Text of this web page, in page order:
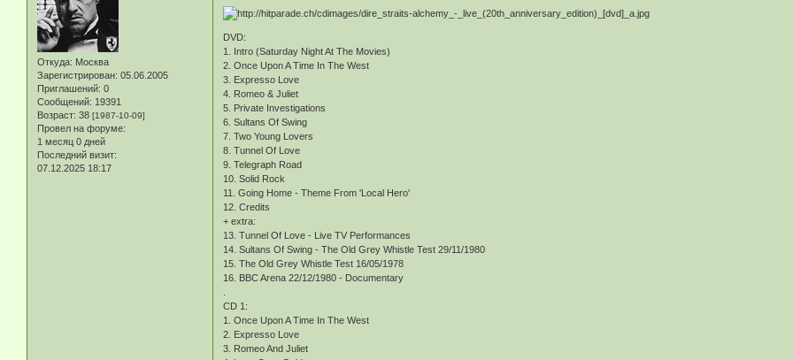
Откуда: Москва
Зарегистрирован: 05.06.2005
Приглашений: 0
Сообщений: 19391
Возраст: 38 [1987-10-09]
Провел на форуме:
1 месяц 0 дней
Последний визит:
07.12.2025 18:17
DVD:
1. Intro (Saturday Night At The Movies)
2. Once Upon A Time In The West
3. Expresso Love
4. Romeo & Juliet
5. Private Investigations
6. Sultans Of Swing
7. Two Young Lovers
8. Tunnel Of Love
9. Telegraph Road
10. Solid Rock
11. Going Home - Theme From 'Local Hero'
12. Credits
+ extra:
13. Tunnel Of Love - Live TV Performances
14. Sultans Of Swing - The Old Grey Whistle Test 29/11/1980
15. The Old Grey Whistle Test 16/05/1978
16. BBC Arena 22/12/1980 - Documentary
CD 1:
1. Once Upon A Time In The West
2. Expresso Love
3. Romeo And Juliet